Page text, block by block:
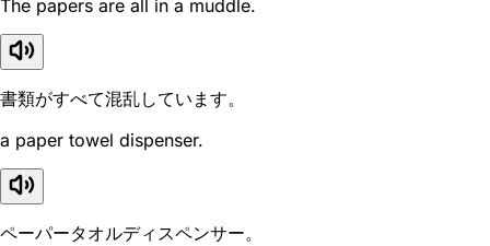
The papers are all in a muddle.
書類がすべて混乱しています。
a paper towel dispenser.
ペーパータオルディスペンサー。